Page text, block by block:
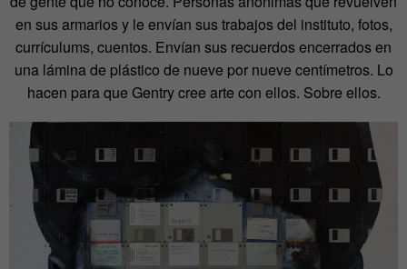
en sus armarios y le envían sus trabajos del instituto, fotos,
currículums, cuentos. Envían sus recuerdos encerrados en
una lámina de plástico de nueve por nueve centímetros. Lo
hacen para que Gentry cree arte con ellos. Sobre ellos.